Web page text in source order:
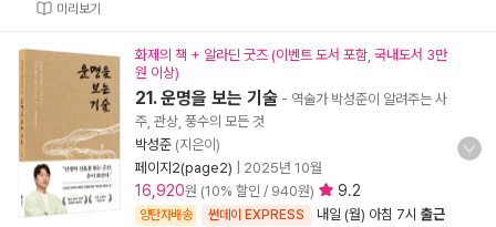
미리보기
화제의 책 + 알라딘 굿즈 (이벤트 도서 포함, 국내도서 3만
원 이상)
21. 운명을 보는 기술 - 역술가 박성준이 알려주는 사
주, 관상, 풍수의 모든 것
박성준 (지은이)
페이지2(page2)
2025년 10월
16,920원 (10% 할인 / 940원) 9.2
양탄자배송 썬데이 EXPRESS 내일 (월) 아침 7시 출근